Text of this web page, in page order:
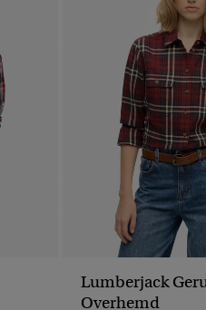
Lumberjack
Overhemd